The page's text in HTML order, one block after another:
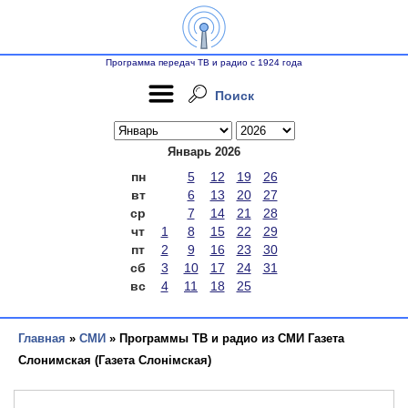
Программа передач ТВ и радио с 1924 года
Поиск
Январь 2026
пн 5 12 19
26
вт
6 13 20
27
ср
7 14 21
28
чт
1 8 15 22
29
пт
2 9 16 23
30
сб
3 10 17 24
31
вс
4 11 18 25
Главная » СМИ » Программы ТВ и радио из СМИ Газета
Слонимская (Газета Слонімская)